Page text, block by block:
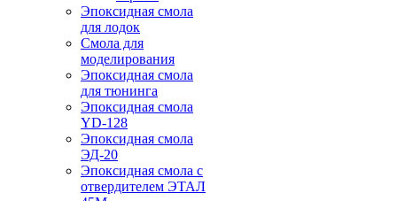
Эпоксидная смола
для лодок
Смола для
моделирования
Эпоксидная смола
для тюнинга
Эпоксидная смола
YD-128
Эпоксидная смола
ЭД-20
Эпоксидная смола с
отвердителем ЭТАЛ